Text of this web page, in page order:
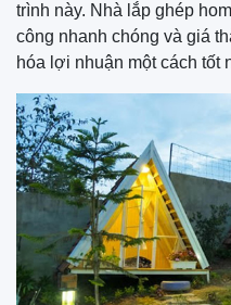
trình này. Nhà lắp ghép
công nhanh chóng và giá
hóa lợi nhuận một cách tốt